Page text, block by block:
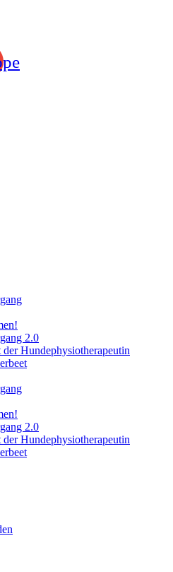
2.0
Hundephysiotherapeutin
2.0
Hundephysiotherapeutin